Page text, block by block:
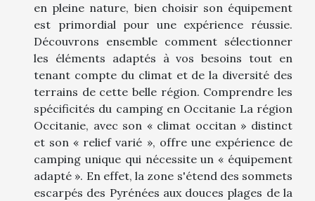
en pleine nature, bien choisir son équipement
est primordial pour une expérience réussie.
Découvrons ensemble comment sélectionner
les éléments adaptés à vos besoins tout en
tenant compte du climat et de la diversité des
terrains de cette belle région. Comprendre les
spécificités du camping en Occitanie La région
Occitanie, avec son « climat occitan » distinct
et son « relief varié », offre une expérience de
camping unique qui nécessite un « équipement
adapté ». En effet, la zone s'étend des sommets
escarpés des Pyrénées aux douces plages de la